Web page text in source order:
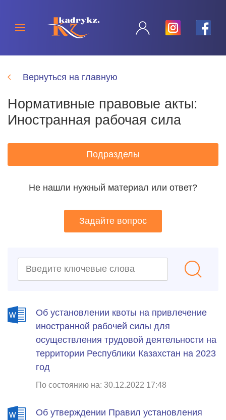
Вернуться на главную
Нормативные правовые акты:
Иностранная рабочая сила
Подразделы
Не нашли нужный материал или ответ?
Задайте вопрос
Об установлении квоты на привлечение
иностранной рабочей силы для
осуществления трудовой деятельности на
территории Республики Казахстан на 2023
год
По состоянию на: 30.12.2022 17:48
Об утверждении Правил установления